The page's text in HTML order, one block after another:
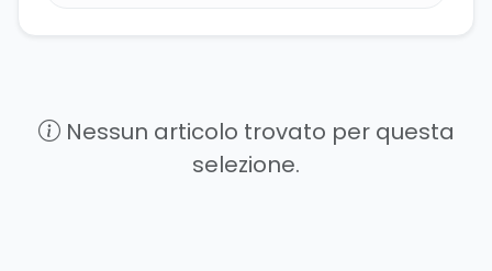
Nessun articolo trovato per questa
selezione.